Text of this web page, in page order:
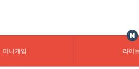
미니게임 라이